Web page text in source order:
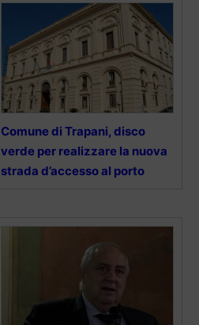
Comune di Trapani, disco
verde per realizzare la nuova
strada d’accesso al porto